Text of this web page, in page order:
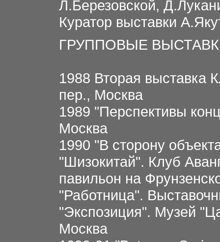
Л.Березовской,
Куратор выставки
ГРУППОВЫЕ
1988 Вторая выставка
пер., Москва
1989 "Перспективы
Москва
1990 "В сторону
"Шизокитай". Клуб
павильон на
"Работница".
"Экспозиция". Музей
Москва